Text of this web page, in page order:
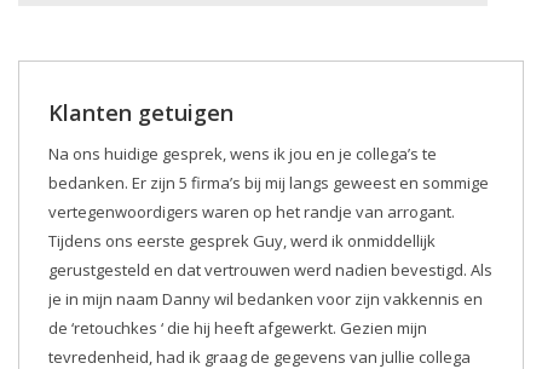
Klanten getuigen
Na ons huidige gesprek, wens ik jou en je collega’s te
bedanken. Er zijn 5 firma’s bij mij langs geweest en sommige
vertegenwoordigers waren op het randje van arrogant.
Tijdens ons eerste gesprek Guy, werd ik onmiddellijk
gerustgesteld en dat vertrouwen werd nadien bevestigd. Als
je in mijn naam Danny wil bedanken voor zijn vakkennis en
de ‘retouchkes ‘ die hij heeft afgewerkt. Gezien mijn
tevredenheid, had ik graag de gegevens van jullie collega